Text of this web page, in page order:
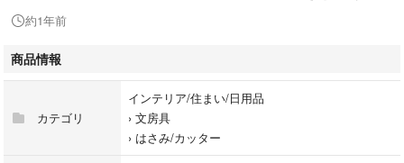
#文房具
#はさみ/カッター
約1年前
商品情報
カテゴリ
インテリア/住まい/日用品
› 文房具
› はさみ/カッター